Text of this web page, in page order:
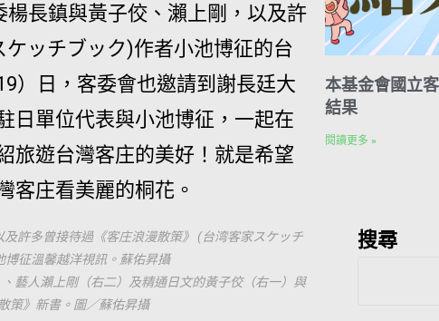
長鎮與黃子佼、瀨上剛，以及許
ッチブック)作者小池博征的台
）日，客委會也邀請到謝長廷大
日單位代表與小池博征，一起在
旅遊台灣客庄的美好！就是希望
客庄看美麗的桐花。
許多曾接待過《客庄浪漫散策》 (台湾客家スケッチ
博征溫馨越洋視訊。蘇佑昇攝
藝人瀨上剛（右二）及精通日文的黃子佼（右一）與
策》新書。圖／蘇佑昇攝
本基金會國立
結果
閱讀更多 »
搜尋